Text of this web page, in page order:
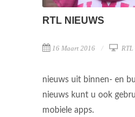
RTL NIEUWS
16 Maart 2016 RTL
nieuws uit binnen- en
nieuws kunt u ook
mobiele apps.